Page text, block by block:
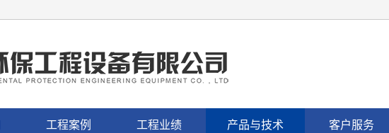
工程案例 工程业绩 产品与技术 客户服务